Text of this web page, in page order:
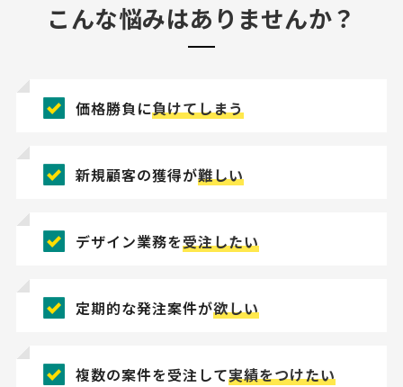
こんな悩みはありませんか？
価格勝負に負けてしまう
新規顧客の獲得が難しい
デザイン業務を受注したい
定期的な発注案件が欲しい
複数の案件を受注して実績をつけたい